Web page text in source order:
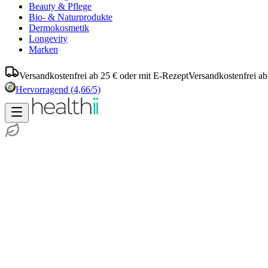
Beauty & Pflege
Bio- & Naturprodukte
Dermokosmetik
Longevity
Marken
Versandkostenfrei ab 25 € oder mit E-RezeptVersandkostenfrei
Hervorragend (4,66/5)